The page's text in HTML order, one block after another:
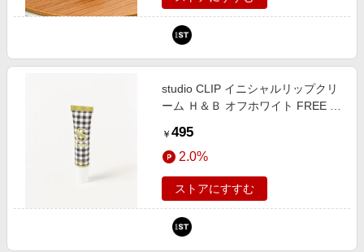
studio CLIP イニシャルリップクリ
ーム Ｈ＆Ｂ オフホワイト FREE ス
ンドエスティ（旧ドットエスティ）
￥ 495
2.0%
ストアにすすむ